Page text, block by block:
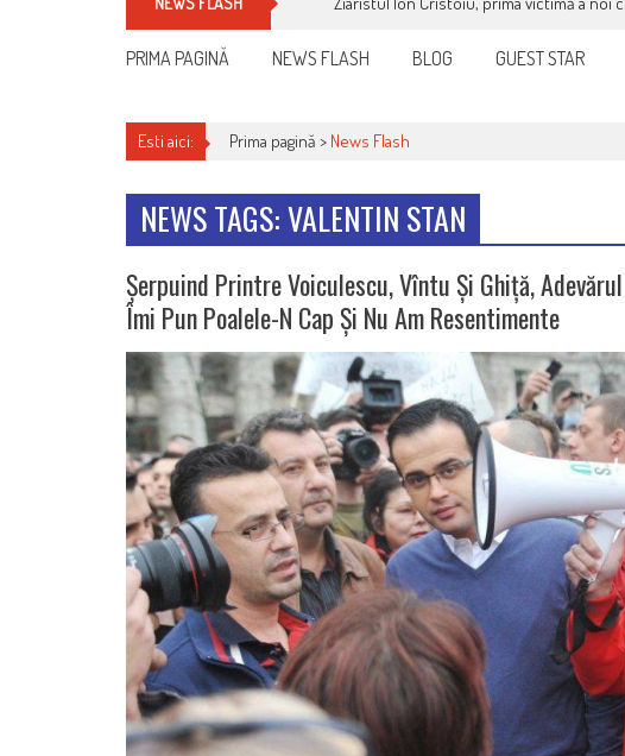
PRIMA PAGINĂ NEWS FLASH BLOG GUEST STAR
Esti aici: Prima pagină > News Flash
NEWS TAGS: VALENTIN STAN
Șerpuind Printre Voiculescu, Vîntu Și Ghiță,
Îmi Pun Poalele-N Cap Și Nu Am Resentimente